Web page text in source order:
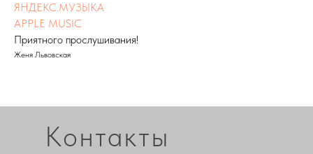
ЯНДЕКС.МУЗЫКА
APPLE MUSIC
Приятного прослушивания!
Женя Львовская
Контакты